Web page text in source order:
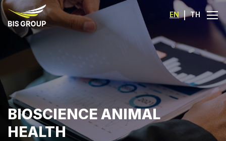
EN | TH
BIOSCIENCE ANIMAL
HEALTH